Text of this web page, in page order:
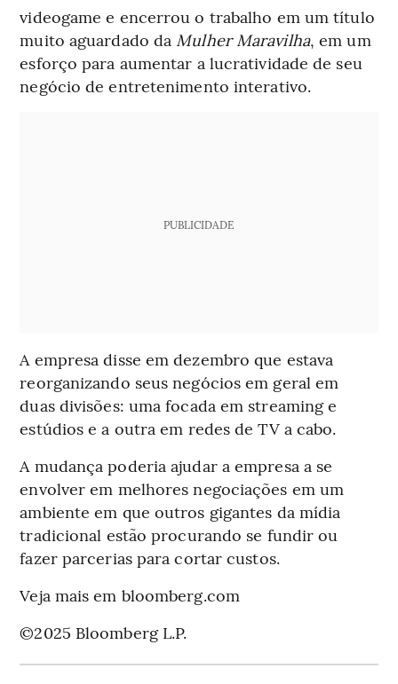
videogame e encerrou o trabalho em um título
muito aguardado da Mulher Maravilha, em um
esforço para aumentar a lucratividade de seu
negócio de entretenimento interativo.
PUBLICIDADE
A empresa disse em dezembro que estava
reorganizando seus negócios em geral em
duas divisões: uma focada em streaming e
estúdios e a outra em redes de TV a cabo.
A mudança poderia ajudar a empresa a se
envolver em melhores negociações em um
ambiente em que outros gigantes da mídia
tradicional estão procurando se fundir ou
fazer parcerias para cortar custos.
Veja mais em bloomberg.com
©2025 Bloomberg L.P.